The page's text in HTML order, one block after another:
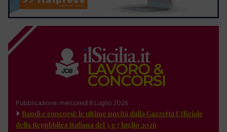
Pubblicazione: mercoledì 8 Luglio 2026
Bandi e concorsi: le ultime novità dalla Gazzetta Ufficiale
della Repubblica Italiana del 3 e 7 luglio 2026